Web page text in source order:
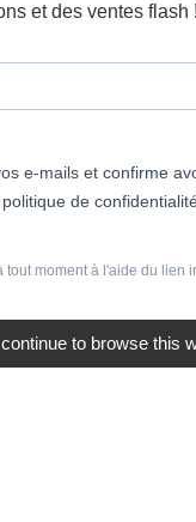
et des ventes flash !
e-mails et confirme
de
tout moment à l'aide du lien
S'INSCRIREto browse this